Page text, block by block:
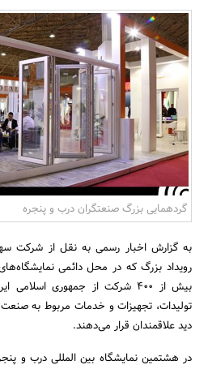
گردهمایی بزرگ صنعتگران درب و پنجره
به گزارش اخبار رسمی به نقل از شرکت
رویداد بزرگ که در محل دائمی نمایشگاه‌های
تولیدات، تجهیزات و خدمات مربوط به
دید علاقمندان قرار می‌دهند.